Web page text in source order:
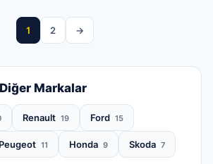
1 2 →
Markalar
Renault 19 Ford 15
Peugeot 11 Honda 9 Skoda 7